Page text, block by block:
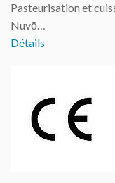
Pasteurisation et
Nuvō…
Détails